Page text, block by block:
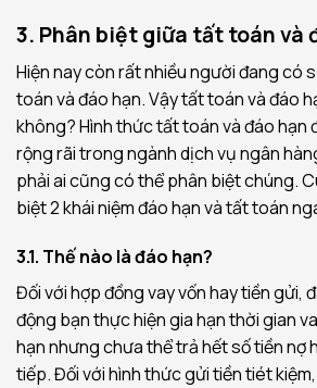
3. Phân biệt giữa tất toán và
Hiện nay còn rất nhiều người đang có
toán và đáo hạn. Vậy tất toán và đáo
không? Hình thức tất toán và đáo hạn
rộng rãi trong ngành dịch vụ ngân
phải ai cũng có thể phân biệt chúng.
biệt 2 khái niệm đáo hạn và tất toán
3.1. Thế nào là đáo hạn?
Đối với hợp đồng vay vốn hay tiền gửi,
động bạn thực hiện gia hạn thời gian
hạn nhưng chưa thể trả hết số tiền nợ
tiếp. Đối với hình thức gửi tiền tiét